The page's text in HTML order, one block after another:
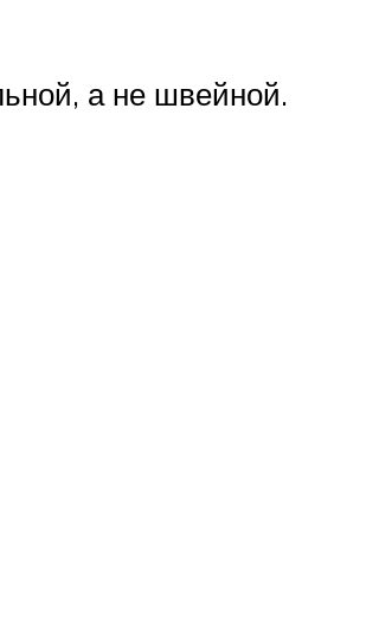
а не швейной.